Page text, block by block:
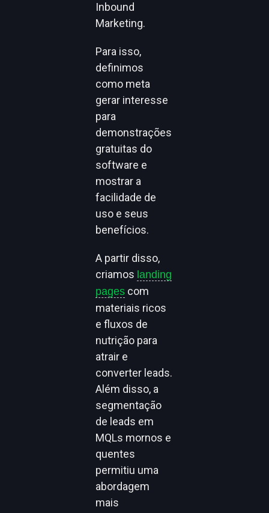
Inbound
Marketing.
Para isso,
definimos
como meta
gerar interesse
para
demonstrações
gratuitas do
software e
mostrar a
facilidade de
uso e seus
benefícios.
A partir disso,
criamos landing
pages com
materiais ricos
e fluxos de
nutrição para
atrair e
converter leads.
Além disso, a
segmentação
de leads em
MQLs mornos e
quentes
permitiu uma
abordagem
mais